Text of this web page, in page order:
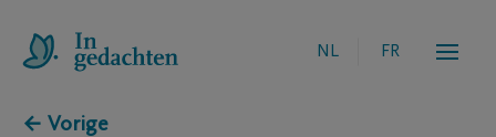
NL FR
← Vorige